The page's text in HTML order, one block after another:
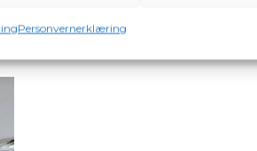
Personvernerklæring